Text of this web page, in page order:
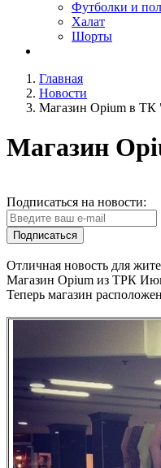
Футболки и
Халат
Шорты
Главная
Новости
Магазин Opium в
Магазин
Подписаться на новости:
Подписаться
Отличная новость для
Магазин Opium из ТРК
Теперь магазин